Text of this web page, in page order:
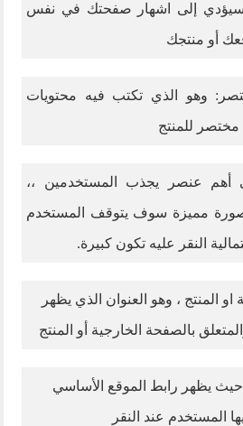
سيؤدي إلى اشهار صفحتك في نفس
أو منتجك
وهو الذي تكتب فيه محتويات
للمنتج
أهم عنصر يجذب المستخدمين ،،
صورة مميزة سوف يتوقف المستخدم
النقر عليه تكون كبيرة.
المنتج ، وهو العنوان الذي يظهر
بالصفحة الخارجية أو المنتج
حيث يظهر رابط الموقع الأساسي
المستخدم عند النقر